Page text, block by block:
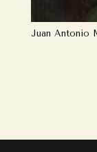
Juan Antonio